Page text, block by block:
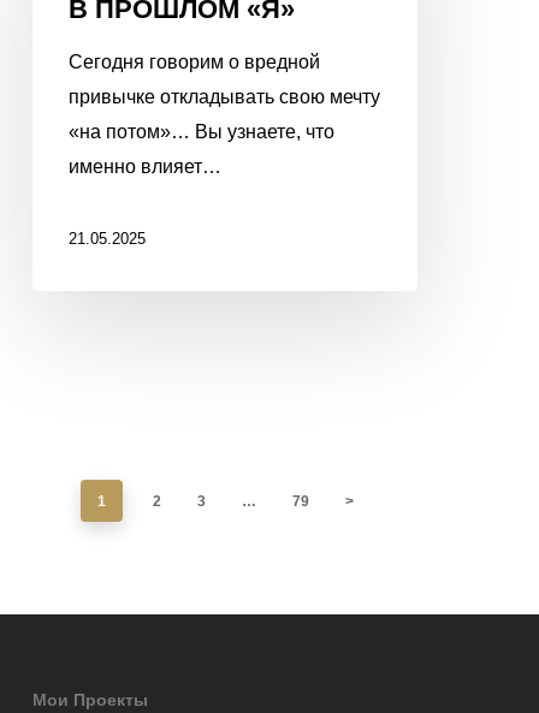
В ПРОШЛОМ «Я»
Сегодня говорим о вредной
привычке откладывать свою мечту
«на потом»… Вы узнаете, что
именно влияет…
21.05.2025
1 2 3 … 79 >
Мои Проекты